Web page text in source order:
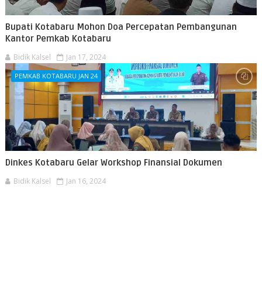
Bupati Kotabaru Mohon Doa Percepatan Pembangunan
Kantor Pemkab Kotabaru
Bidik Kalsel Jan 17, 2024
PEMKAB KOTABARU JAN 24
Dinkes Kotabaru Gelar Workshop Finansial Dokumen
Bidik Kalsel Jan 16, 2024